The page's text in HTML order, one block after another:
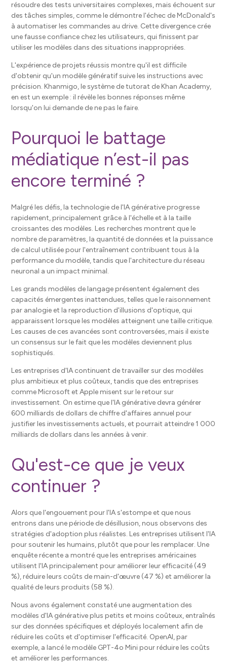
résoudre des tests universitaires complexes, mais échouent sur
des tâches simples, comme le démontre l'échec de McDonald's
à automatiser les commandes au drive. Cette divergence crée
une fausse confiance chez les utilisateurs, qui finissent par
utiliser les modèles dans des situations inappropriées.
L'expérience de projets réussis montre qu'il est difficile
d'obtenir qu'un modèle génératif suive les instructions avec
précision. Khanmigo, le système de tutorat de Khan Academy,
en est un exemple : il révèle les bonnes réponses même
lorsqu'on lui demande de ne pas le faire.
Pourquoi le battage
médiatique n’est-il pas
encore terminé ?
Malgré les défis, la technologie de l'IA générative progresse
rapidement, principalement grâce à l'échelle et à la taille
croissantes des modèles. Les recherches montrent que le
nombre de paramètres, la quantité de données et la puissance
de calcul utilisée pour l'entraînement contribuent tous à la
performance du modèle, tandis que l'architecture du réseau
neuronal a un impact minimal.
Les grands modèles de langage présentent également des
capacités émergentes inattendues, telles que le raisonnement
par analogie et la reproduction d'illusions d'optique, qui
apparaissent lorsque les modèles atteignent une taille critique.
Les causes de ces avancées sont controversées, mais il existe
un consensus sur le fait que les modèles deviennent plus
sophistiqués.
Les entreprises d'IA continuent de travailler sur des modèles
plus ambitieux et plus coûteux, tandis que des entreprises
comme Microsoft et Apple misent sur le retour sur
investissement. On estime que l'IA générative devra générer
600 milliards de dollars de chiffre d'affaires annuel pour
justifier les investissements actuels, et pourrait atteindre 1 000
milliards de dollars dans les années à venir.
Qu'est-ce que je veux
continuer ?
Alors que l'engouement pour l'IA s'estompe et que nous
entrons dans une période de désillusion, nous observons des
stratégies d'adoption plus réalistes. Les entreprises utilisent l'IA
pour soutenir les humains, plutôt que pour les remplacer. Une
enquête récente a montré que les entreprises américaines
utilisent l'IA principalement pour améliorer leur efficacité (49
%), réduire leurs coûts de main-d'œuvre (47 %) et améliorer la
qualité de leurs produits (58 %).
Nous avons également constaté une augmentation des
modèles d'IA générative plus petits et moins coûteux, entraînés
sur des données spécifiques et déployés localement afin de
réduire les coûts et d'optimiser l'efficacité. OpenAI, par
exemple, a lancé le modèle GPT-4o Mini pour réduire les coûts
et améliorer les performances.